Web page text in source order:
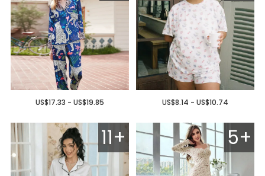
US$17.33 - US$19.85 US$8.14 - US$10.74
11+ 5+